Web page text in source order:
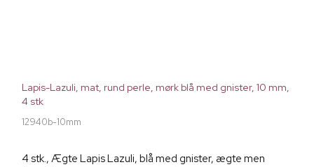
Lapis-Lazuli, mat, rund perle, mørk blå med gnister, 10 mm,
4 stk
12940b-10mm
4 stk., Ægte Lapis Lazuli, blå med gnister, ægte men